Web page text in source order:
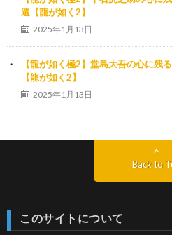
選【龍が如く2】
2025年1月13日
【龍が如く極2】堂島大吾の心に残
【龍が如く2】
2025年1月13日
Back to
このサイトについて